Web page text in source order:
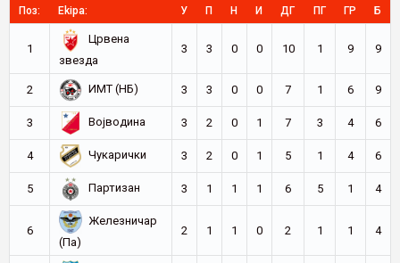
Поз: Ekipa: У П Н И ДГ ПГ ГР Б
1
Црвена
звезда
3 3 0 0 10 1 9 9
2 ИМТ (НБ) 3 3 0 0 7 1 6 9
3 Војводина 3 2 0 1 7 3 4 6
4 Чукарички 3 2 0 1 5 1 4 6
5 Партизан 3 1 1 1 6 5 1 4
6
Железничар
(Па)
2 1 1 0 2 1 1 4